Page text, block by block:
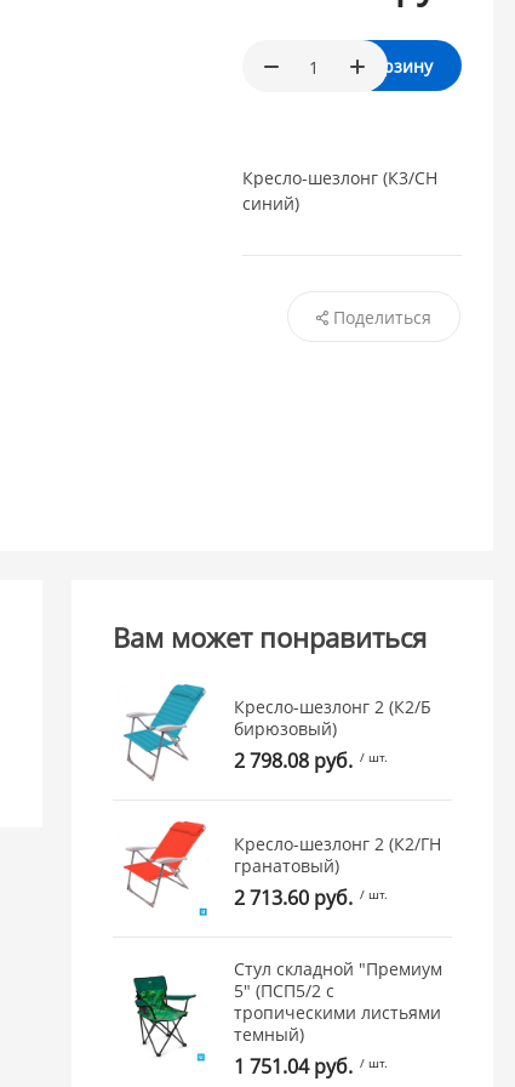
В корзину
Кресло-шезлонг (К3/СН
синий)
Поделиться
Вам может понравиться
Кресло-шезлонг 2 (К2/Б
бирюзовый)
2 798.08 руб. / шт.
Кресло-шезлонг 2 (К2/ГН
гранатовый)
2 713.60 руб. / шт.
Стул складной "Премиум
5" (ПСП5/2 с
тропическими листьями
темный)
1 751.04 руб. / шт.